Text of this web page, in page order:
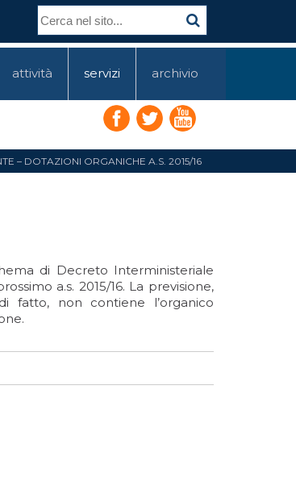
attività servizi archivio
– DOTAZIONI ORGANICHE A.S. 2015/16
di Decreto Interministeriale
a.s. 2015/16. La previsione,
fatto, non contiene l’organico